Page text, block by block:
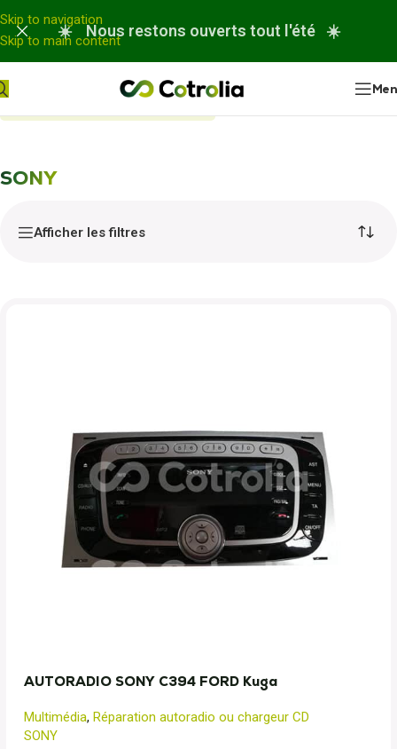
Panneau de gestion des cookies
Skip to navigation
Skip to main content
☀️ Nous restons ouverts tout l'été ☀️
SONY
Afficher les filtres
AUTORADIO SONY C394 FORD Kuga
Multimédia, Réparation autoradio ou chargeur CD
SONY